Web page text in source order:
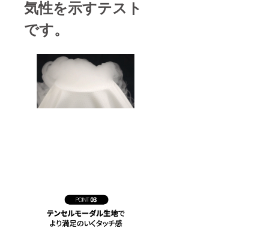
気性を示すテスト
です。